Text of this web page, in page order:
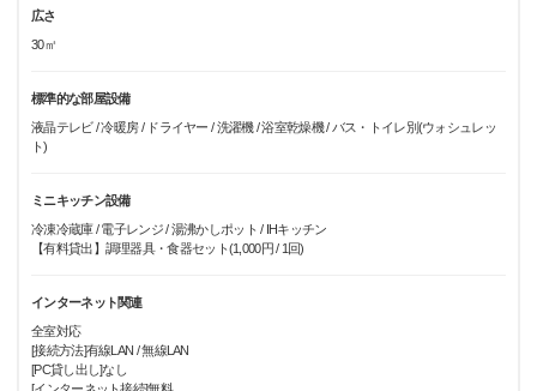
広さ
30㎡
標準的な部屋設備
液晶テレビ / 冷暖房 / ドライヤー / 洗濯機 / 浴室乾燥機 / バス・トイレ別(ウォシュレッ
ト)
ミニキッチン設備
冷凍冷蔵庫 / 電子レンジ / 湯沸かしポット / IHキッチン
【有料貸出】調理器具・食器セット(1,000円 / 1回)
インターネット関連
全室対応
[接続方法]有線LAN / 無線LAN
[PC貸し出し]なし